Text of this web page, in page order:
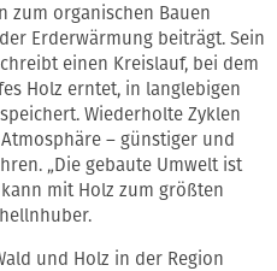
zum organischen Bauen
Erderwärmung beiträgt. Sein
einen Kreislauf, bei dem
Holz erntet, in langlebigen
Wiederholte Zyklen
– günstiger und
„Die gebaute Umwelt ist
mit Holz zum größten
und Holz in der Region